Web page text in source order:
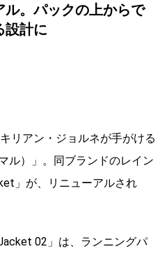
ル。パックの上からで
設計に
リアン・ジョルネが手がける
ル）」。同ブランドのレイン
」が、リニューアルされ
02」は、ランニングパ